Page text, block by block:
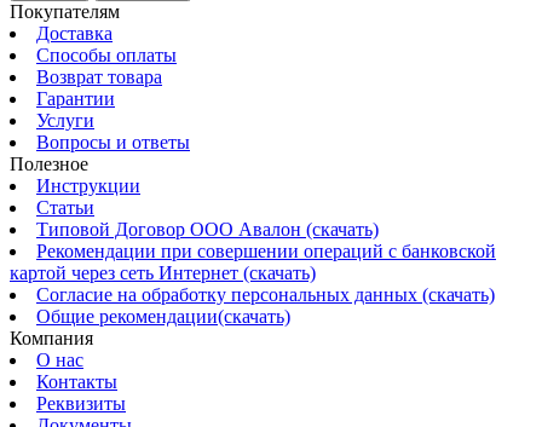
Покупателям
Доставка
Способы оплаты
Возврат товара
Гарантии
Услуги
Вопросы и ответы
Полезное
Инструкции
Статьи
Типовой Договор ООО Авалон (скачать)
Рекомендации при совершении операций с банковской
картой через сеть Интернет (скачать)
Согласие на обработку персональных данных (скачать)
Общие рекомендации(скачать)
Компания
О нас
Контакты
Реквизиты